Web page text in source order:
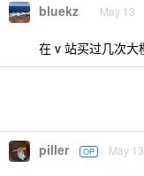
bluekz May 13
在 v 站买过几次大
piller OP May 13